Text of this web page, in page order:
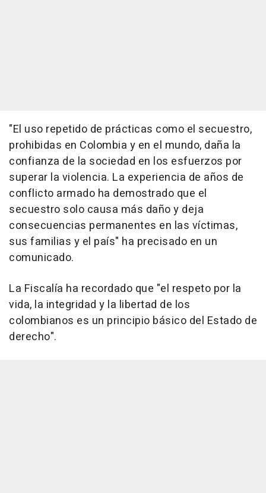
"El uso repetido de prácticas como el secuestro,
prohibidas en Colombia y en el mundo, daña la
confianza de la sociedad en los esfuerzos por
superar la violencia. La experiencia de años de
conflicto armado ha demostrado que el
secuestro solo causa más daño y deja
consecuencias permanentes en las víctimas,
sus familias y el país" ha precisado en un
comunicado.
La Fiscalía ha recordado que "el respeto por la
vida, la integridad y la libertad de los
colombianos es un principio básico del Estado de
derecho".